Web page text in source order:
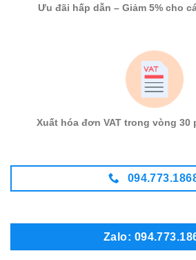
Ưu đãi hấp dẫn – Giảm 5% cho
Xuất hóa đơn VAT trong vòng
Zalo: